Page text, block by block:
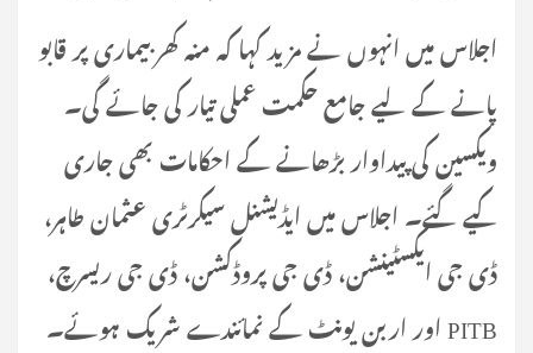
اجلاس میں انہوں نے مزید کہا کہ منہ کھر بیماری پر قابو
پانے کے لیے جامع حکمت عملی تیار کی جائے گی۔
ویکسین کی پیداوار بڑھانے کے احکامات بھی جاری
کیے گئے۔ اجلاس میں ایڈیشنل سیکرٹری عثمان طاہر،
ڈی جی ایکسٹینشن، ڈی جی پروڈکشن، ڈی جی ریسرچ،
PITB اور اربن یونٹ کے نمائندے شریک ہوئے۔